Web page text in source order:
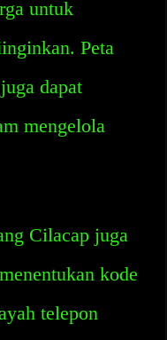
untuk
Peta
dapat
mengelola
Cilacap juga
kode
telepon